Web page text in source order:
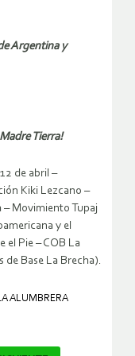
Argentina y
Tierra!
de abril –
Kiki Lezcano –
– Movimiento Tupaj
y el
el Pie – COB La
de Base La Brecha).
ALUMBRERA